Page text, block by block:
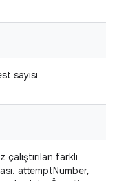
sayısı
farklı
attemptNumber,